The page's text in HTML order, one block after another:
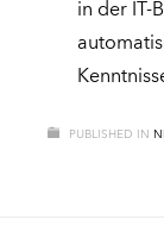
in der IT-
PUBLISHED IN